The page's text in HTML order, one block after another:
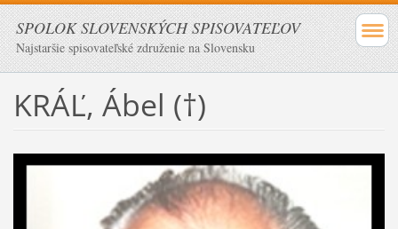
SPOLOK SLOVENSKÝCH SPISOVATEĽOV
Najstaršie spisovateľské združenie na Slovensku
KRÁĽ, Ábel (†)